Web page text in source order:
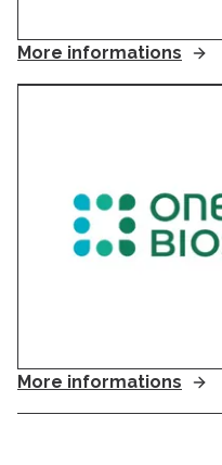
More informations
More informations